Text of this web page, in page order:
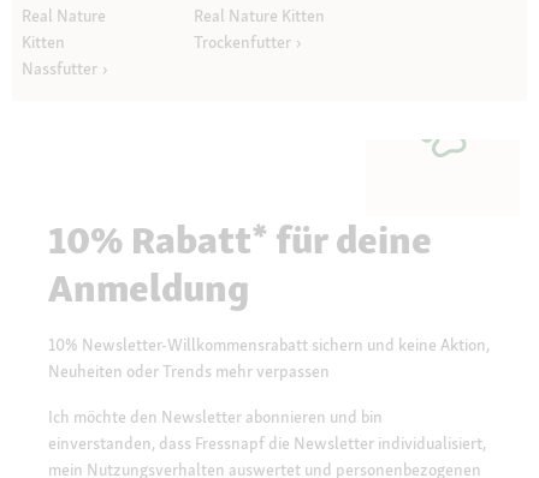
Real Nature
Kitten
Nassfutter
Real Nature Kitten
Trockenfutter
10% Rabatt* für deine
Anmeldung
10% Newsletter-Willkommensrabatt sichern und keine Aktion,
Neuheiten oder Trends mehr verpassen
Ich möchte den Newsletter abonnieren und bin
einverstanden, dass Fressnapf die Newsletter individualisiert,
mein Nutzungsverhalten auswertet und personenbezogenen